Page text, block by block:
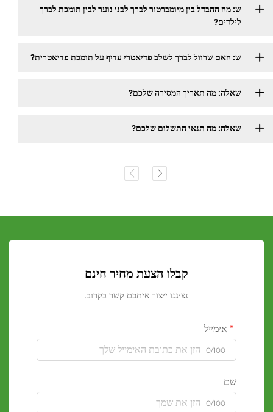
ש: מה ההבדל בין מיומברטור לברך לבני נוער לבין תומכת לברך
לילדים?
ש: האם שרוול לברך לשלב פדיאטרי עדיף על תומכת פדיאטרית?
שאלה: מה תאריך המסירה שלכם?
שאלה: מה תנאי התשלום שלכם?
קבלו הצעת מחיר חינם
נציגנו ייצור איתכם קשר בקרוב.
אימייל
0/100
שם
0/100